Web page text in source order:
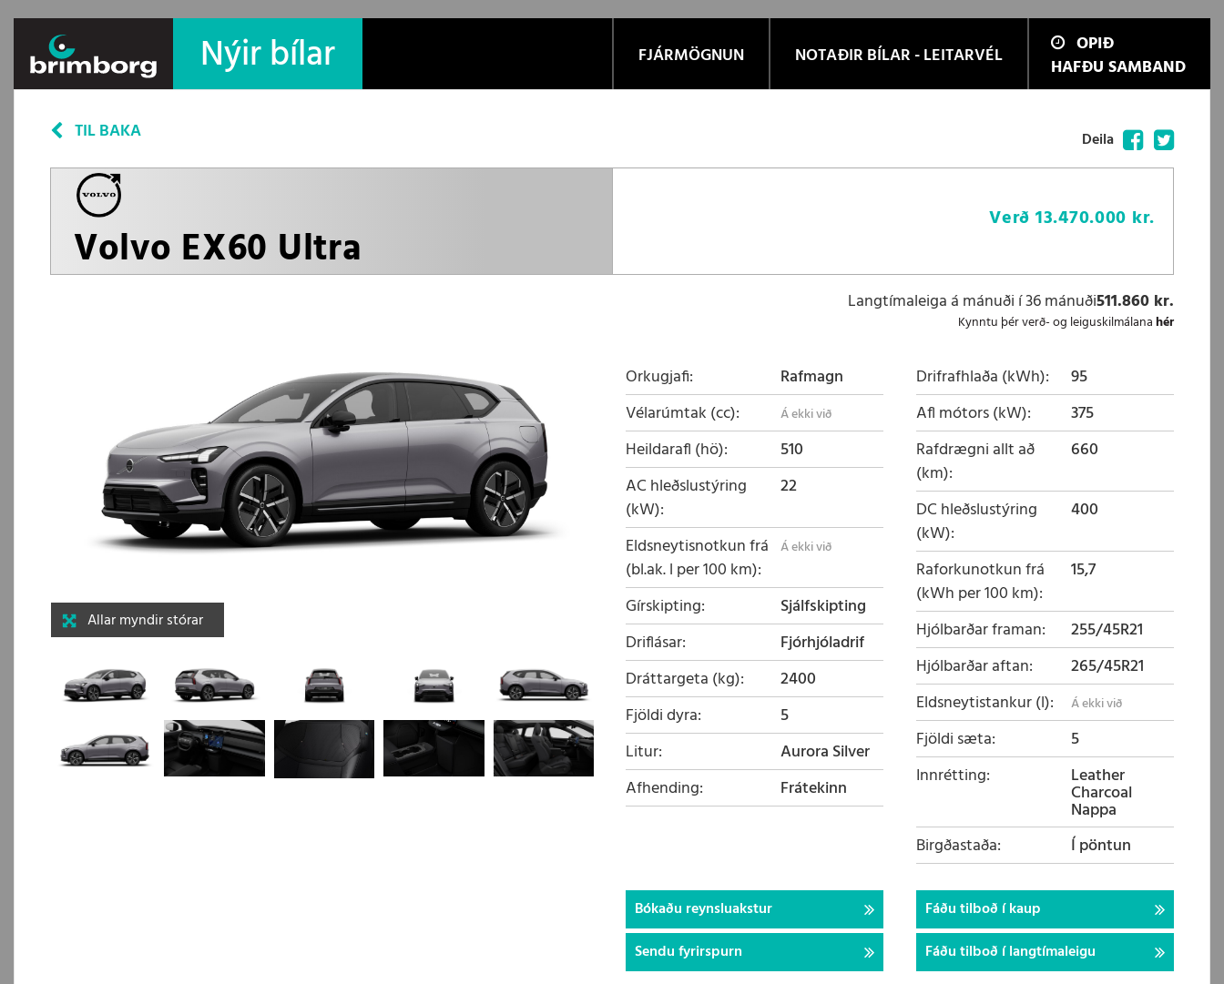
Nýir bílar FJÁRMÖGNUN NOTAÐIR BÍLAR - LEITARVÉL
OPIÐ
HAFÐU SAMBAND
Volvo EX60 Ultra
Verð 13.470.000 kr.
Langtímaleiga á mánuði í 36 mánuði511.860 kr.
Kynntu þér verð- og leiguskilmálanahér
Orkugjafi
Rafmagn
Vélarúmtak (cc)
Heildarafl (hö)
510
AC hleðslustýring
(kW)
22
Eldsneytisnotkun frá
(bl.ak. l per 100 km)
Gírskipting
Sjálfskipting
Driflásar
Fjórhjóladrif
Dráttargeta (kg)
2400
Fjöldi dyra
5
Litur
Aurora Silver
Afhending
Frátekinn
Drifrafhlaða (kWh)
95
Afl mótors (kW)
375
Rafdrægni allt að
(km)
660
DC hleðslustýring
(kW)
400
Raforkunotkun frá
(kWh per 100 km)
15,7
Hjólbarðar framan
255/45R21
Hjólbarðar aftan
265/45R21
Eldsneytistankur (l)
Fjöldi sæta
5
Innrétting
Leather
Charcoal
Nappa
Birgðastaða
Í pöntun
Bókaðu reynsluakstur
Fáðu tilboð í kaup
Sendu fyrirspurn
Fáðu tilboð í langtímaleigu
Allar myndir stórar
TIL BAKA Deila FacebookTwitter